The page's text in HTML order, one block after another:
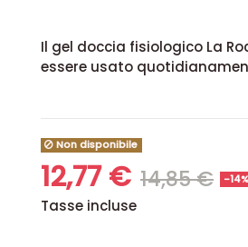
Il gel doccia fisiologico La
essere usato
Non disponibile
12,77 € 14,85 € -
Tasse incluse